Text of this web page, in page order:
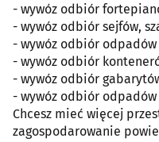
- wywóz odbiór
- wywóz odbiór sejfów,
- wywóz odbiór
- wywóz odbiór
- wywóz odbiór
- wywóz odbiór
Chcesz mieć więcej
zagospodarowanie